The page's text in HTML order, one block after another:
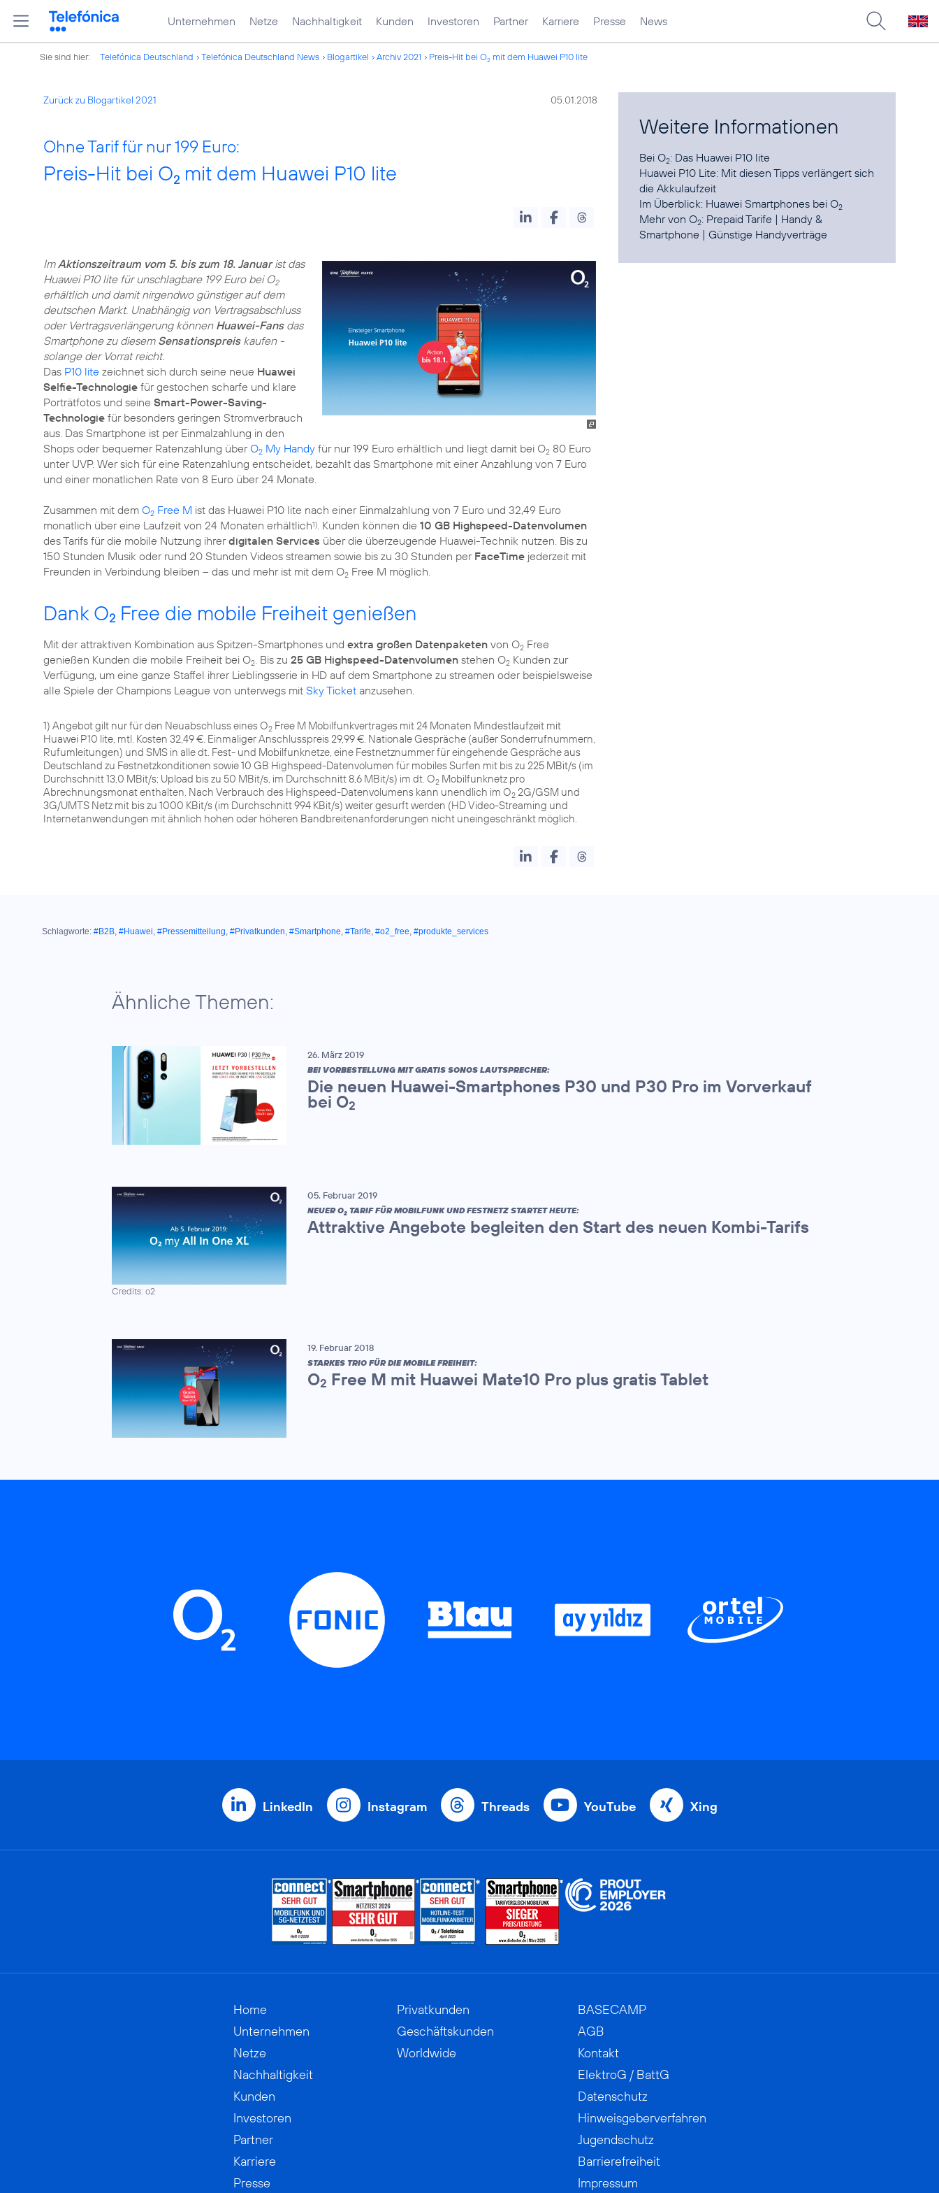
Unternehmen Netze Nachhaltigkeit Kunden Investoren Partner Karriere Presse News
Sie sind hier: Telefónica Deutschland Telefónica Deutschland News Blogartikel Archiv 2021 Preis-Hit bei O2 mit dem Huawei P10 lite
Zurück zu Blogartikel 2021 05.01.2018
Ohne Tarif für nur 199 Euro:
Preis-Hit bei O2 mit dem Huawei P10 lite
ImAktionszeitraum vom 5. bis zum 18. Januarist das
Huawei P10 lite für unschlagbare 199 Euro bei O2
erhältlich und damit nirgendwo günstiger auf dem
deutschen Markt. Unabhängig von Vertragsabschluss
oder Vertragsverlängerung können Huawei-Fansdas
Smartphone zu diesem Sensationspreiskaufen -
solange der Vorrat reicht.
Das P10 lite zeichnet sich durch seine neue Huawei
Selfie-Technologie für gestochen scharfe und klare
Porträtfotos und seine Smart-Power-Saving-
Technologie für besonders geringen Stromverbrauch
aus. Das Smartphone ist per Einmalzahlung in den
Shops oder bequemer Ratenzahlung überO2 My Handy für nur 199 Euro erhältlich und liegt damit bei O2 80 Euro
unter UVP. Wer sich für eine Ratenzahlung entscheidet, bezahlt das Smartphone mit einer Anzahlung von 7 Euro
und einer monatlichen Rate von 8 Euro über 24 Monate.
Zusammen mit dem O2 Free M ist das Huawei P10 lite nach einer Einmalzahlung von 7 Euro und 32,49 Euro
monatlich über eine Laufzeit von 24 Monaten erhältlich1). Kunden können die 10 GB Highspeed-Datenvolumen
des Tarifs für die mobile Nutzung ihrerdigitalen Services über die überzeugende Huawei-Technik nutzen. Bis zu
150 Stunden Musik oder rund 20 Stunden Videos streamen sowie bis zu 30 Stunden per FaceTime jederzeit mit
Freunden in Verbindung bleiben – das und mehr ist mit dem O2 Free M möglich.
Dank O2 Free die mobile Freiheit genießen
Mit der attraktiven Kombination aus Spitzen-Smartphones und extra großen Datenpaketen von O2 Free
genießen Kunden die mobile Freiheit bei O2. Bis zu 25 GB Highspeed-Datenvolumen stehen O2 Kunden zur
Verfügung, um eine ganze Staffel ihrer Lieblingsserie in HD auf dem Smartphone zu streamen oder beispielsweise
alle Spiele der Champions League von unterwegs mit Sky Ticket anzusehen.
1) Angebot gilt nur für den Neuabschluss eines O2 Free M Mobilfunkvertrages mit 24 Monaten Mindestlaufzeit mit
Huawei P10 lite, mtl. Kosten 32,49 €. Einmaliger Anschlusspreis 29,99 €. Nationale Gespräche (außer Sonderrufnummern,
Rufumleitungen) und SMS in alle dt. Fest- und Mobilfunknetze, eine Festnetznummer für eingehende Gespräche aus
Deutschland zu Festnetzkonditionen sowie 10 GB Highspeed-Datenvolumen für mobiles Surfen mit bis zu 225 MBit/s (im
Durchschnitt 13,0 MBit/s; Upload bis zu 50 MBit/s, im Durchschnitt 8,6 MBit/s) im dt. O2 Mobilfunknetz pro
Abrechnungsmonat enthalten. Nach Verbrauch des Highspeed-Datenvolumens kann unendlich im O2 2G/GSM und
3G/UMTS Netz mit bis zu 1000 KBit/s (im Durchschnitt 994 KBit/s) weiter gesurft werden (HD Video-Streaming und
Internetanwendungen mit ähnlich hohen oder höheren Bandbreitenanforderungen nicht uneingeschränkt möglich.
Weitere Informationen
Bei O2: Das Huawei P10 lite
Huawei P10 Lite: Mit diesen Tipps verlängert sich
dieAkkulaufzeit
Im Überblick: Huawei Smartphones bei O2
Mehr von O2: Prepaid Tarife | Handy &
Smartphone |Günstige Handyverträge
Schlagworte: #B2B, #Huawei, #Pressemitteilung, #Privatkunden, #Smartphone, #Tarife, #o2_free, #produkte_services
Ähnliche Themen:
26. März 2019
BEI VORBESTELLUNG MIT GRATIS SONOS LAUTSPRECHER:
Die neuen Huawei-Smartphones P30 und P30 Pro im Vorverkauf
bei O2
Credits: o2
05. Februar 2019
NEUER O2 TARIF FÜR MOBILFUNK UND FESTNETZ STARTET HEUTE:
Attraktive Angebote begleiten den Start des neuen Kombi-Tarifs
19. Februar 2018
STARKES TRIO FÜR DIE MOBILE FREIHEIT:
O2 Free M mit Huawei Mate10 Pro plus gratis Tablet
LinkedIn Instagram Threads YouTube Xing
Home
Unternehmen
Netze
Nachhaltigkeit
Kunden
Investoren
Partner
Karriere
Presse
Privatkunden
Geschäftskunden
Worldwide
BASECAMP
AGB
Kontakt
ElektroG / BattG
Datenschutz
Hinweisgeberverfahren
Jugendschutz
Barrierefreiheit
Impressum